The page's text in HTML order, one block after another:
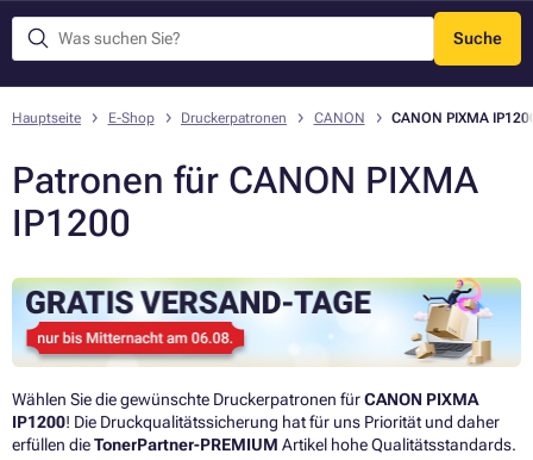
Suche
Menü
Hauptseite E-Shop Druckerpatronen CANON CANON PIXMA
Patronen für CANON PIXMA
IP1200
Wählen Sie die gewünschte Druckerpatronen fürCANON PIXMA
IP1200! Die Druckqualitätssicherung hat für uns Priorität und daher
erfüllen dieTonerPartner-PREMIUM Artikel hohe Qualitätsstandards.